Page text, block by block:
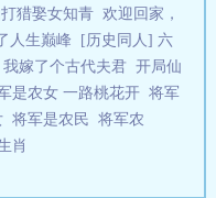
猎娶女知青 欢迎回家，
人生巅峰
[历史同人] 六
嫁了个古代夫君 开局仙
是农女 一路桃花开 将军
将军是农民 将军农
肖